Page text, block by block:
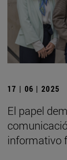
17 | 06 | 2025
El papel
informativo